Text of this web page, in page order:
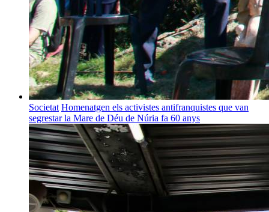
Societat Homenatgen els activistes antifranquistes que van
segrestar la Mare de Déu de Núria fa 60 anys